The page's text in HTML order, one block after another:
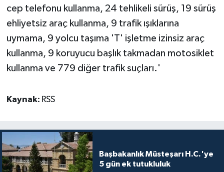
cep telefonu kullanma, 24 tehlikeli sürüş, 19 sürüş
ehliyetsiz araç kullanma, 9 trafik ışıklarına
uymama, 9 yolcu taşıma 'T' işletme izinsiz araç
kullanma, 9 koruyucu başlık takmadan motosiklet
kullanma ve 779 diğer trafik suçları.'
Kaynak: RSS
Başbakanlık Müsteşarı H.C.'ye
5 gün ek tutukluluk